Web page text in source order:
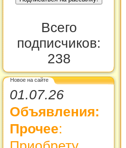
Всего
подписчиков:
238
Новое на сайте
01.07.26
Объявления:
Прочее: